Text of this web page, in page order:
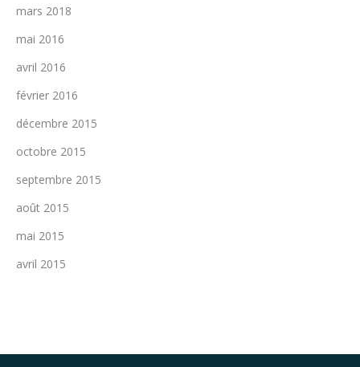
mars 2018
mai 2016
avril 2016
février 2016
décembre 2015
octobre 2015
septembre 2015
août 2015
mai 2015
avril 2015